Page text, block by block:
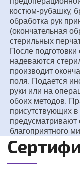
костюм-рубашку,
обработка рук
(окончательная
стерильных
После подготовки
надеваются
производит
поля. Подается
руки или на
обоих методов.
присутствующих
предусматривают
благоприятного